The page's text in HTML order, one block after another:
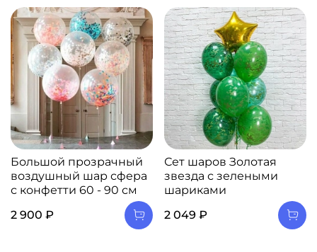
Большой прозрачный
воздушный шар сфера
с конфетти 60 - 90 см
2 900 ₽
Сет шаров Золотая
звезда с зелеными
шариками
2 049 ₽